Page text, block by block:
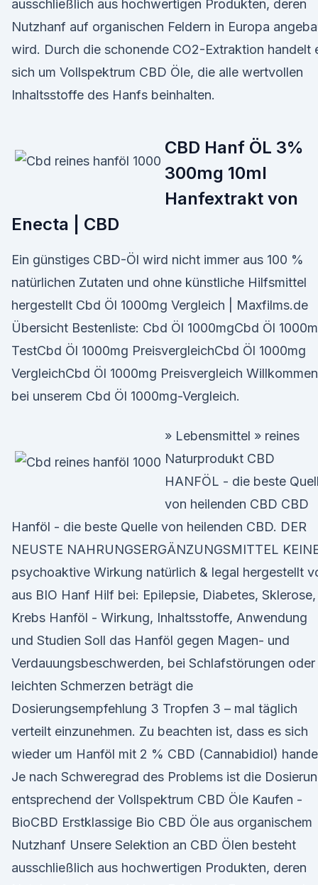
ausschließlich aus hochwertigen Produkten, deren
Nutzhanf auf organischen Feldern in Europa
wird. Durch die schonende CO2-Extraktion handelt
sich um Vollspektrum CBD Öle, die alle wertvollen
Inhaltsstoffe des Hanfs beinhalten.
CBD Hanf ÖL 3%
300mg 10ml
Hanfextrakt von
Enecta | CBD
Ein günstiges CBD-Öl wird nicht immer aus 100 %
natürlichen Zutaten und ohne künstliche Hilfsmittel
hergestellt Cbd Öl 1000mg Vergleich | Maxfilms.de
Übersicht Bestenliste: Cbd Öl 1000mgCbd Öl
TestCbd Öl 1000mg PreisvergleichCbd Öl 1000mg
VergleichCbd Öl 1000mg Preisvergleich Willkommen
bei unserem Cbd Öl 1000mg-Vergleich.
» Lebensmittel » reines
Naturprodukt CBD
HANFÖL - die beste
von heilenden CBD CBD
Hanföl - die beste Quelle von heilenden CBD. DER
NEUSTE NAHRUNGSERGÄNZUNGSMITTEL
psychoaktive Wirkung natürlich & legal hergestellt
aus BIO Hanf Hilf bei: Epilepsie, Diabetes, Sklerose,
Krebs Hanföl - Wirkung, Inhaltsstoffe, Anwendung
und Studien Soll das Hanföl gegen Magen- und
Verdauungsbeschwerden, bei Schlafstörungen oder
leichten Schmerzen beträgt die
Dosierungsempfehlung 3 Tropfen 3 – mal täglich
verteilt einzunehmen. Zu beachten ist, dass es sich
wieder um Hanföl mit 2 % CBD (Cannabidiol)
Je nach Schweregrad des Problems ist die
entsprechend der Vollspektrum CBD Öle Kaufen -
BioCBD Erstklassige Bio CBD Öle aus organischem
Nutzhanf Unsere Selektion an CBD Ölen besteht
ausschließlich aus hochwertigen Produkten, deren